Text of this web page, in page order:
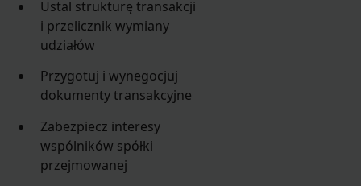
Ustal strukturę transakcji
i przelicznik wymiany
udziałów
Przygotuj i wynegocjuj
dokumenty transakcyjne
Zabezpiecz interesy
wspólników spółki
przejmowanej